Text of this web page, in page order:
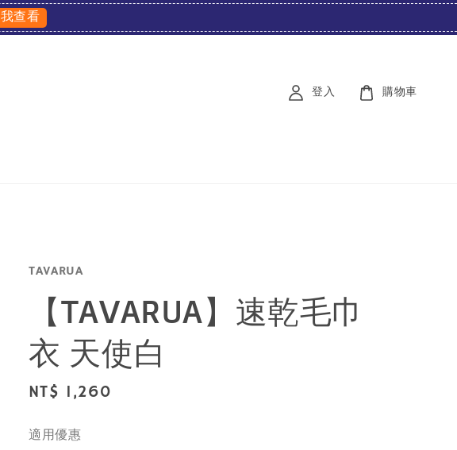
查看
登入 購物車
TAVARUA
【TAVARUA】速乾毛巾
衣 天使白
Regular
NT$ 1,260
適用優惠